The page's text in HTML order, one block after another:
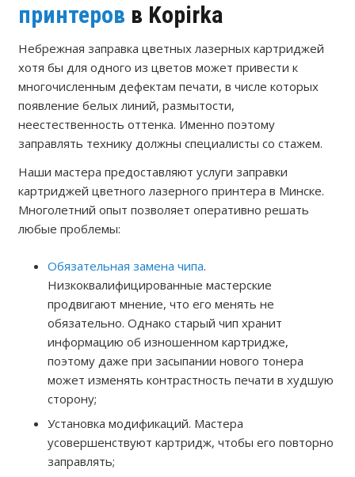
принтеров в Kopirka
Небрежная заправка цветных лазерных картриджей
хотя бы для одного из цветов может привести к
многочисленным дефектам печати, в числе которых
появление белых линий, размытости,
неестественность оттенка. Именно поэтому
заправлять технику должны специалисты со стажем.
Наши мастера предоставляют услуги заправки
картриджей цветного лазерного принтера в Минске.
Многолетний опыт позволяет оперативно решать
любые проблемы:
Обязательная замена чипа.
Низкоквалифицированные мастерские
продвигают мнение, что его менять не
обязательно. Однако старый чип хранит
информацию об изношенном картридже,
поэтому даже при засыпании нового тонера
может изменять контрастность печати в худшую
сторону;
Установка модификаций. Мастера
усовершенствуют картридж, чтобы его повторно
заправлять;